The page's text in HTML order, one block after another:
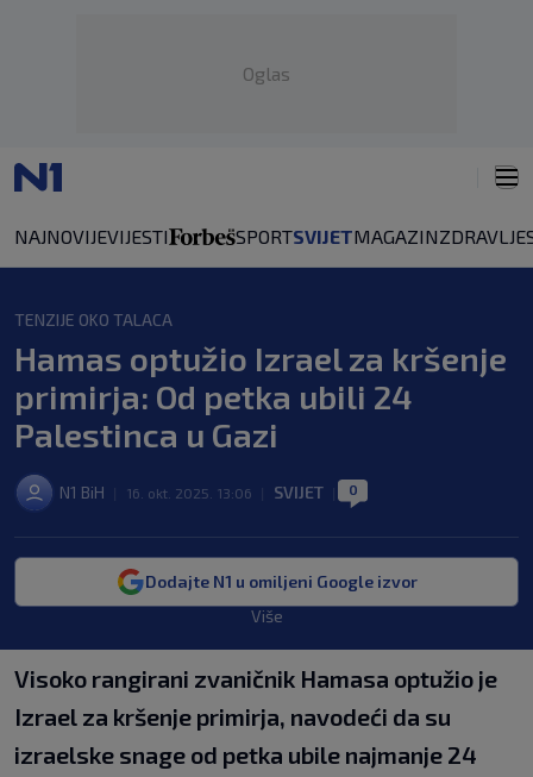
Oglas
NAJNOVIJEVIJESTI SPORTSVIJETMAGAZINZDRAVLJE
TENZIJE OKO TALACA
Hamas optužio Izrael za kršenje
primirja: Od petka ubili 24
Palestinca u Gazi
N1 BiH 16. okt. 2025. 13:06 SVIJET 0
Dodajte N1 u omiljeni Google izvor
Više
Visoko rangirani zvaničnik Hamasa optužio je
Izrael za kršenje primirja, navodeći da su
izraelske snage od petka ubile najmanje 24